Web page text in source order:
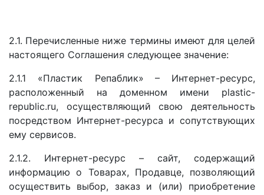
2.1. Перечисленные ниже термины имеют для целей
настоящего Соглашения следующее значение:
2.1.1 «Пластик Репаблик»
– Интернет-ресурс,
расположенный на доменном имени plastic-
republic.ru, осуществляющий свою деятельность
посредством Интернет-ресурса и сопутствующих
ему сервисов.
2.1.2. Интернет-ресурс – сайт, содержащий
информацию о Товарах, Продавце, позволяющий
осуществить выбор, заказ и (или) приобретение